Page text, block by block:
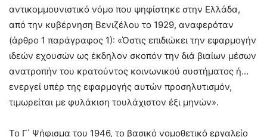
αντικομμουνιστικό νόμο που ψηφίστηκε στην Ελλάδα,
από την κυβέρνηση Βενιζέλου το 1929, αναφερόταν
(άρθρο 1 παράγραφος 1): «Όστις επιδιώκει την εφαρμογήν
ιδεών εχουσών ως έκδηλον σκοπόν την διά βιαίων μέσων
ανατροπήν του κρατούντος κοινωνικού συστήματος ή…
ενεργεί υπέρ της εφαρμογής αυτών προσηλυτισμόν,
τιμωρείται με φυλάκιση τουλάχιστον έξι μηνών».
Το Γ΄ Ψήφισμα του 1946, το βασικό νομοθετικό εργαλείο